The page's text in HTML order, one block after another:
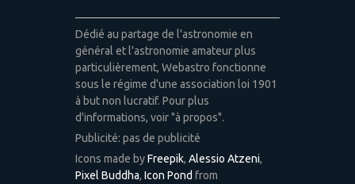
Dédié au partage de l'astronomie en
général et l'astronomie amateur plus
particulièrement, Webastro fonctionne
sous le régime d'une association loi 1901
à but non lucratif. Pour plus
d'informations, voir "à propos".
Publicité: pas de publicité
Icons made byFreepik, Alessio Atzeni,
Pixel Buddha, Icon Pond from